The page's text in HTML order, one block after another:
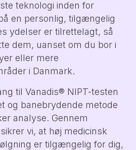
teknologi inden for
en personlig, tilgængelig
ydelser er tilrettelagt, så
dem, uanset om du bor i
eller mere
i Danmark.
til Vanadis® NIPT-testen
og banebrydende metode
analyse. Gennem
vi, at høj medicinsk
er tilgængelig for dig,